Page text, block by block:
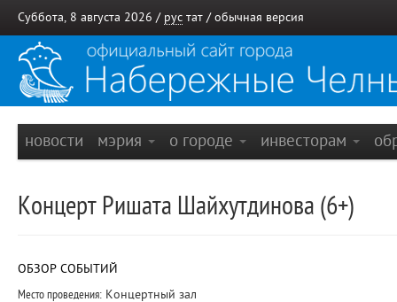
Суббота, 8 августа 2026 / рус тат / обычная версия
новости мэрия о городе инвесторам
Концерт Ришата Шайхутдинова (6+)
ОБЗОР СОБЫТИЙ
Место проведения: Концертный зал